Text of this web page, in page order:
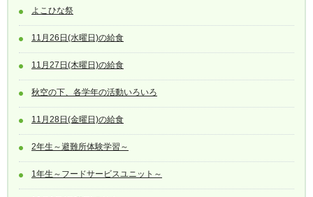
よこひな祭
11月26日(水曜日)の給食
11月27日(木曜日)の給食
秋空の下、各学年の活動いろいろ
11月28日(金曜日)の給食
2年生～避難所体験学習～
1年生～フードサービスユニット～